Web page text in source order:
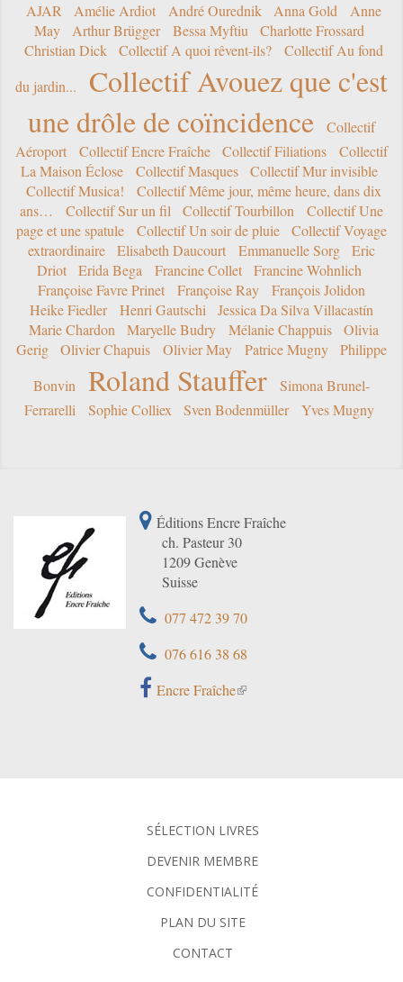
AJAR Amélie Ardiot André Ourednik Anna Gold
Anne
May
Arthur Brügger Bessa Myftiu
Charlotte Frossard
Christian Dick
Collectif A quoi rêvent-ils?
Collectif Au fond
du jardin...
Collectif Avouez que c'est
une drôle de coïncidence
Collectif
Aéroport
Collectif Encre Fraîche Collectif Filiations
Collectif
La Maison Éclose
Collectif Masques
Collectif Mur invisible
Collectif Musica!
Collectif Même jour, même heure, dans dix
ans…
Collectif Sur un fil Collectif Tourbillon
Collectif Une
page et une spatule
Collectif Un soir de pluie
Collectif Voyage
extraordinaire
Elisabeth Daucourt Emmanuelle Sorg
Eric
Driot
Erida Bega Francine Collet
Francine Wohnlich
Françoise Favre Prinet
Françoise Ray
François Jolidon
Heike Fiedler
Henri Gautschi
Jessica Da Silva Villacastín
Marie Chardon
Maryelle Budry Mélanie Chappuis
Olivia
Gerig
Olivier Chapuis Olivier May Patrice Mugny
Philippe
Bonvin
Roland Stauffer
Simona Brunel-
Ferrarelli
Sophie Colliex Sven Bodenmüller Yves Mugny
Éditions Encre Fraîche
ch. Pasteur 30
1209 Genève
Suisse
077 472 39 70
076 616 38 68
Encre Fraîche
SÉLECTION LIVRES
DEVENIR MEMBRE
CONFIDENTIALITÉ
PLAN DU SITE
CONTACT